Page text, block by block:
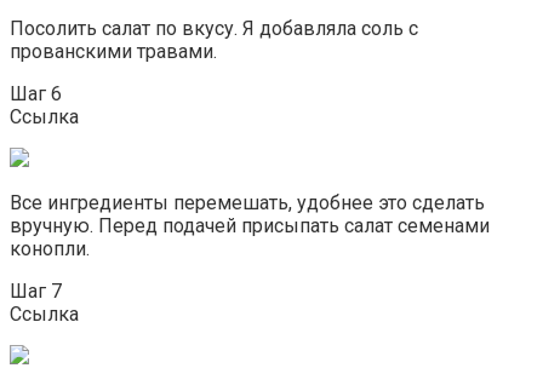
Посолить салат по вкусу. Я добавляла соль с
прованскими травами.
Шаг 6
Ссылка
Все ингредиенты перемешать, удобнее это сделать
вручную. Перед подачей присыпать салат семенами
конопли.
Шаг 7
Ссылка